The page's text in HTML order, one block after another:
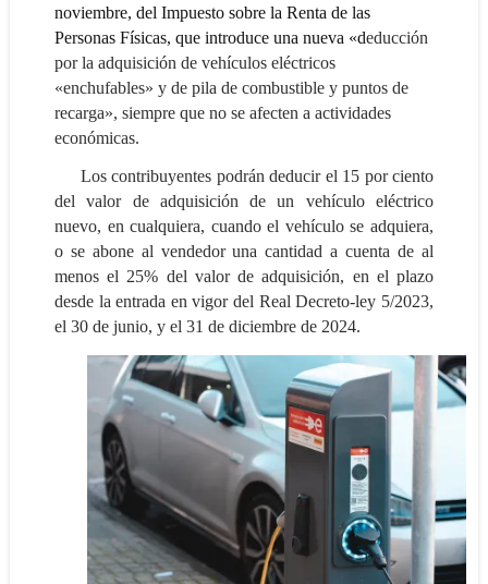
noviembre, del Impuesto sobre la Renta de las
Personas Físicas, que introduce una nueva «deducción
por la adquisición de vehículos eléctricos
«enchufables» y de pila de combustible y puntos de
recarga», siempre que no se afecten a actividades
económicas.
Los contribuyentes podrán deducir el 15 por ciento
del valor de adquisición de un vehículo eléctrico
nuevo, en cualquiera, cuando el vehículo se adquiera,
o se abone al vendedor una cantidad a cuenta de al
menos el 25% del valor de adquisición, en el plazo
desde la entrada en vigor del Real Decreto-ley 5/2023,
el 30 de junio, y el 31 de diciembre de 2024.